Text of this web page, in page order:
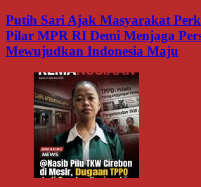
Putih Sari Ajak Masyarakat
Pilar MPR RI Demi Menjaga
Mewujudkan Indonesia Maju